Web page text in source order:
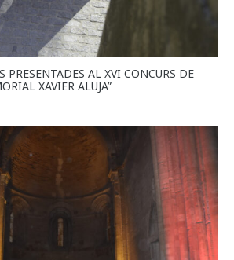
PRESENTADES AL XVI CONCURS DE
XAVIER ALUJA”